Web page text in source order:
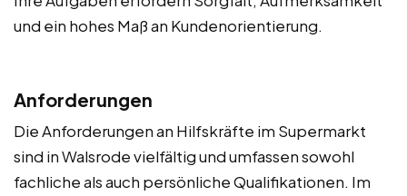
und ein hohes Maß an Kundenorientierung.
Anforderungen
Die Anforderungen an Hilfskräfte im Supermarkt
sind in Walsrode vielfältig und umfassen sowohl
fachliche als auch persönliche Qualifikationen. Im